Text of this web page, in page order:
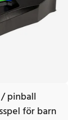
pinball
för barn